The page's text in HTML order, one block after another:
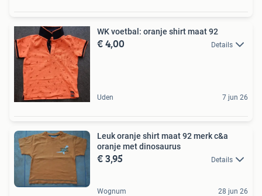
WK voetbal: oranje shirt maat 92
€ 4,00 Details
Uden 7 jun 26
Leuk oranje shirt maat 92 merk c&a
oranje met dinosaurus
€ 3,95 Details
Wognum 28 jun 26